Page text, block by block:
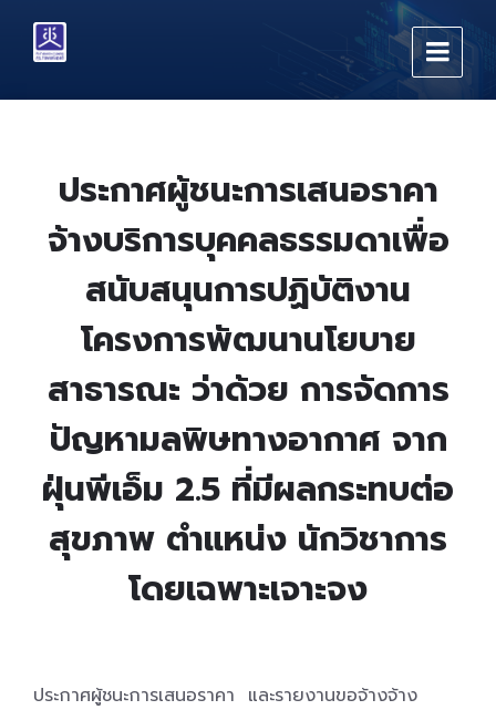
content
main
footer
ประกาศผู้ชนะการเสนอราคา
จ้างบริการบุคคลธรรมดาเพื่อ
สนับสนุนการปฏิบัติงาน
โครงการพัฒนานโยบาย
สาธารณะ ว่าด้วย การจัดการ
ปัญหามลพิษทางอากาศ จาก
ฝุ่นพีเอ็ม 2.5 ที่มีผลกระทบต่อ
สุขภาพ ตำแหน่ง นักวิชาการ
โดยเฉพาะเจาะจง
ประกาศผู้ชนะการเสนอราคา และรายงานขอจ้างจ้าง